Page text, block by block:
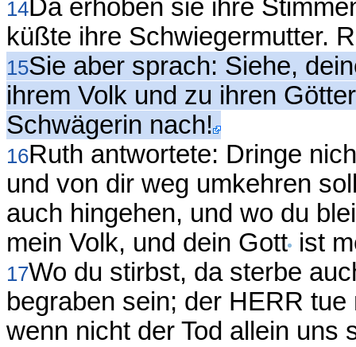
14Da erhoben sie ihre
küßte ihre Schwiegermutter.
15Sie aber sprach: Siehe,
ihrem Volk und zu ihren
Schwägerin nach!
16Ruth antwortete: Dringe
und von dir weg umkehren
auch hingehen, und wo du
mein Volk, und dein Gott ist
17Wo du stirbst, da sterbe
begraben sein; der HERR
wenn nicht der Tod allein uns